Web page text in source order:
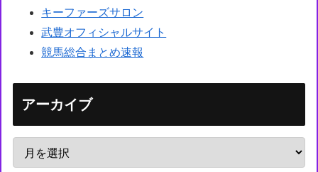
キーファーズサロン
武豊オフィシャルサイト
競馬総合まとめ速報
アーカイブ